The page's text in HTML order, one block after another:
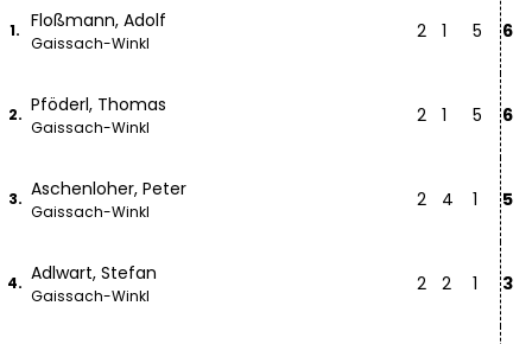
1. Floßmann, Adolf
Gaissach-Winkl
2 1 5 6
2. Pföderl, Thomas
Gaissach-Winkl
2 1 5 6
3. Aschenloher, Peter
Gaissach-Winkl
2 4 1 5
4. Adlwart, Stefan
Gaissach-Winkl
2 2 1 3